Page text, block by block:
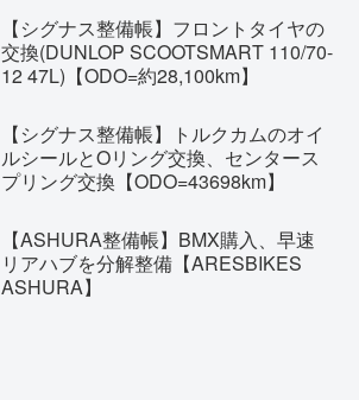
【シグナス整備帳】フロントタイヤの
交換(DUNLOP SCOOTSMART 110/70-
12 47L)【ODO=約28,100km】
【シグナス整備帳】トルクカムのオイ
ルシールとOリング交換、センタース
プリング交換【ODO=43698km】
【ASHURA整備帳】BMX購入、早速
リアハブを分解整備【ARESBIKES
ASHURA】